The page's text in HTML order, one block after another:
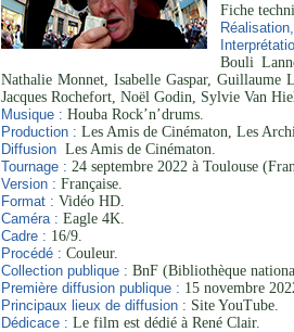
Fiche
Bouli
Nathalie Monnet, Isabelle Gaspar,
Jacques Rochefort, Noël Godin, Sylvie Van
Musique : Houba Rock’n’drums.
Production : Les Amis de Cinématon, Les
Diffusion Les Amis de Cinématon.
Tournage : 24 septembre 2022 à Toulouse
Version : Française.
Format : Vidéo HD.
Caméra : Eagle 4K.
Cadre : 16/9.
Procédé : Couleur.
Collection publique : BnF (Bibliothèque
Première diffusion publique : 15 novembre
Principaux lieux de diffusion : Site YouTube.
Dédicace : Le film est dédié à René Clair.